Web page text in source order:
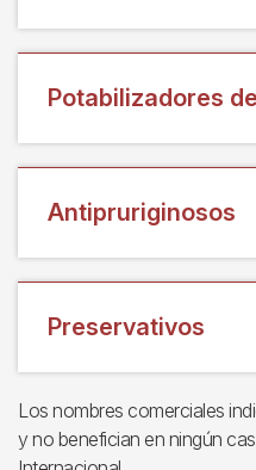
Potabilizadores
Antipruriginosos
Preservativos
Los nombres comerciales
y no benefician en ningún